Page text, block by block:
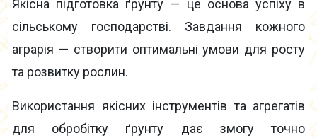
Якісна підготовка ґрунту — це основа успіху в
сільському господарстві. Завдання кожного
аграрія — створити оптимальні умови для росту
та розвитку рослин.
Використання якісних інструментів та агрегатів
для обробітку ґрунту дає змогу точно